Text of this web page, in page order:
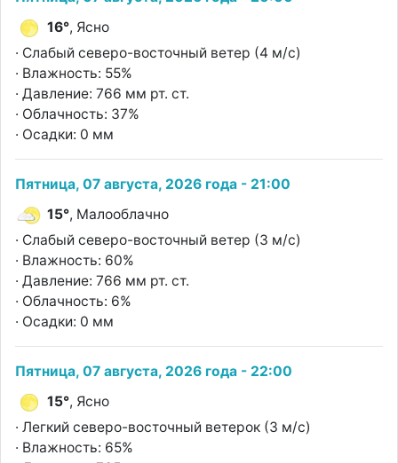
16°, Ясно
· Слабый северо-восточный ветер (4 м/с)
· Влажность: 55%
· Давление: 766 мм рт. ст.
· Облачность: 37%
· Осадки: 0 мм
Пятница, 07 августа, 2026 года - 21:00
15°, Малооблачно
· Слабый северо-восточный ветер (3 м/с)
· Влажность: 60%
· Давление: 766 мм рт. ст.
· Облачность: 6%
· Осадки: 0 мм
Пятница, 07 августа, 2026 года - 22:00
15°, Ясно
· Легкий северо-восточный ветерок (3 м/с)
· Влажность: 65%